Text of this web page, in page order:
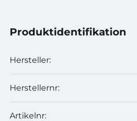
Produktidentifikation
Hersteller:
Herstellernr:
Artikelnr: